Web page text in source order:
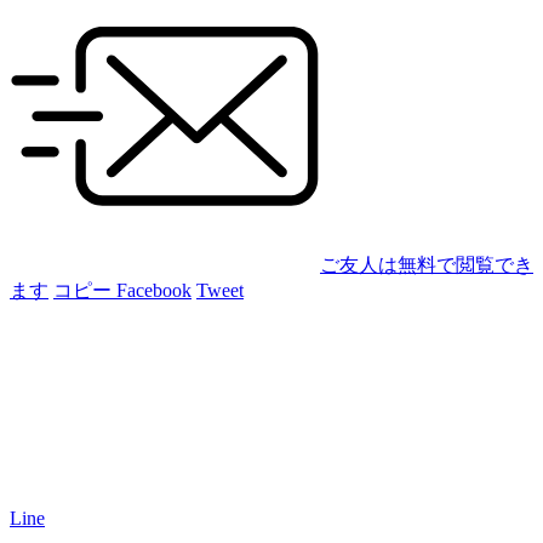
ご友人は無料で閲覧でき
ます コピー Facebook Tweet
Line